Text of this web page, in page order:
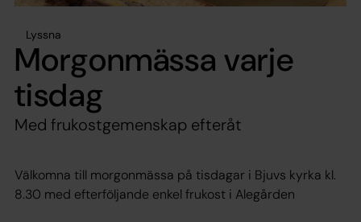
Lyssna
Morgonmässa varje
tisdag
Med frukostgemenskap efteråt
Välkomna till morgonmässa på tisdagar i Bjuvs kyrka kl.
8.30 med efterföljande enkel frukost i Alegården